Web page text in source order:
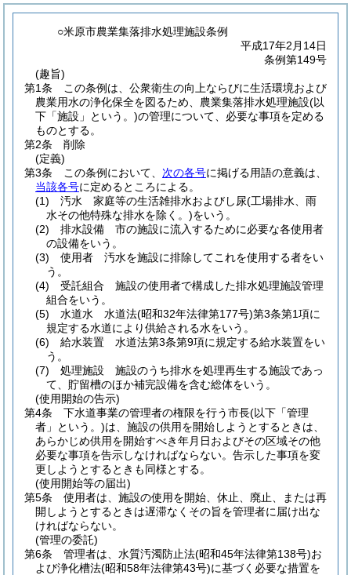
○米原市農業集落排水処理施設条例
平成17年2月14日
条例第149号
(趣旨)
第1条
この条例は、公衆衛生の向上ならびに生活環境および
農業用水の浄化保全を図るため、農業集落排水処理施設(以
下「施設」という。)の管理について、必要な事項を定める
ものとする。
第2条
削除
(定義)
第3条
この条例において、 次の各号に掲げる用語の意義は、
当該各号に定めるところによる。
(1)
汚水 家庭等の生活雑排水およびし尿(工場排水、雨
水その他特殊な排水を除く。)をいう。
(2)
排水設備 市の施設に流入するために必要な各使用者
の設備をいう。
(3)
使用者 汚水を施設に排除してこれを使用する者をい
う。
(4)
受託組合 施設の使用者で構成した排水処理施設管理
組合をいう。
(5)
水道水 水道法(昭和32年法律第177号)第3条第1項に
規定する水道により供給される水をいう。
(6)
給水装置 水道法第3条第9項に規定する給水装置をい
う。
(7)
処理施設 施設のうち排水を処理再生する施設であっ
て、貯留槽のほか補完設備を含む総体をいう。
(使用開始の告示)
第4条
下水道事業の管理者の権限を行う市長(以下「管理
者」という。)は、施設の供用を開始しようとするときは、
あらかじめ供用を開始すべき年月日およびその区域その他
必要な事項を告示しなければならない。 告示した事項を変
更しようとするときも同様とする。
(使用開始等の届出)
第5条
使用者は、施設の使用を開始、休止、廃止、または再
開しようとするときは遅滞なくその旨を管理者に届け出な
ければならない。
(管理の委託)
第6条
管理者は、水質汚濁防止法(昭和45年法律第138号)お
よび浄化槽法(昭和58年法律第43号)に基づく必要な措置を